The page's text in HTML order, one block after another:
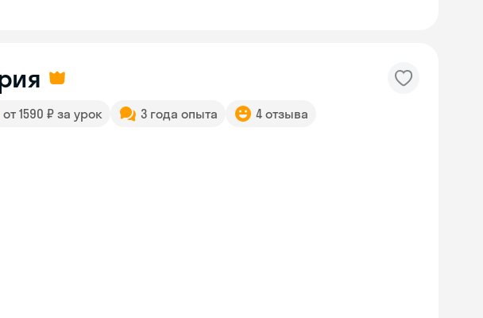
от 1590 ₽ за урок 3 года опыта 4 отзыва